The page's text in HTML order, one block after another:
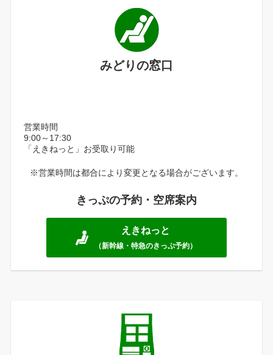
みどりの窓口
営業時間
9:00～17:30
「えきねっと」お受取り可能
※営業時間は都合により変更となる場合がございます。
きっぷの予約・空席案内
えきねっと
（新幹線・特急のきっぷ予約）